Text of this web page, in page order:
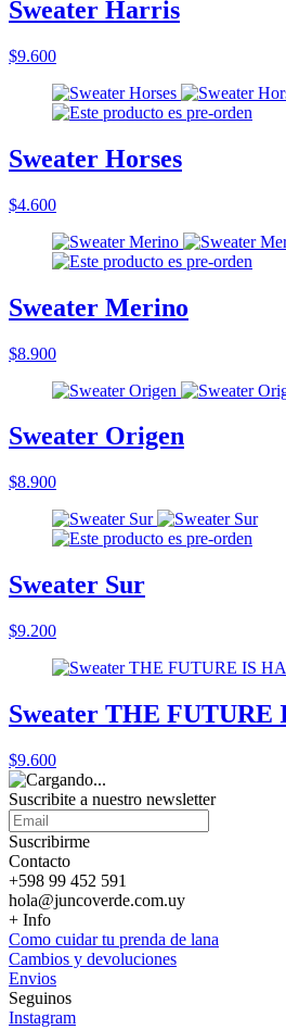
Sweater Harris
$9.600
Sweater Horses
$4.600
Sweater Merino
$8.900
Sweater Origen
$8.900
Sweater Sur
$9.200
Sweater THE FUTURE
$9.600
Suscribite a nuestro newsletter
Suscribirme
Contacto
+598 99 452 591
hola@juncoverde.com.uy
+ Info
Como cuidar tu prenda de lana
Cambios y devoluciones
Envios
Seguinos
Instagram